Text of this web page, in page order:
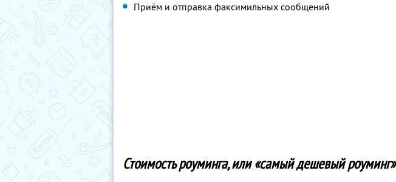
Приём и отправка факсимильных сообщений
Стоимость роуминга, или «самый дешевый роуминг»